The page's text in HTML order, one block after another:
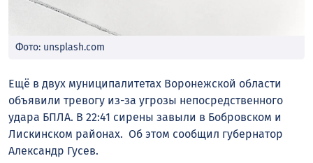
Фото: unsplash.com
Ещё в двух муниципалитетах Воронежской области
объявили тревогу из-за угрозы непосредственного
удара БПЛА. В 22:41 сирены завыли в Бобровском и
Лискинском районах. Об этом сообщил губернатор
Александр Гусев.